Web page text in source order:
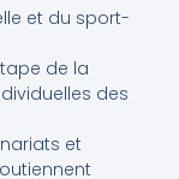
et du sport-
de la
des
et